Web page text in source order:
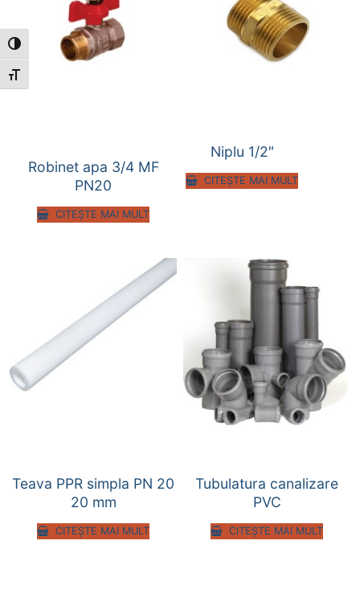
Toggle High Contrast
Toggle Font size
Robinet apa 3/4 MF
PN20
CITEȘTE MAI MULT
Niplu 1/2″
CITEȘTE MAI MULT
Teava PPR simpla PN 20
20 mm
CITEȘTE MAI MULT
Tubulatura canalizare
PVC
CITEȘTE MAI MULT